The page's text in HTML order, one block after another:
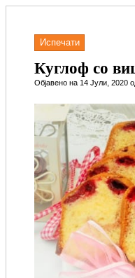
Испечати
Куглоф со
Објавено на 14 Јули, 2020